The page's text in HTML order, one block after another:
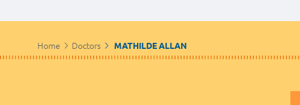
Home Doctors MATHILDE ALLAN